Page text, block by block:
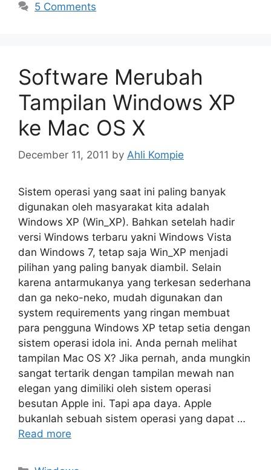
5 Comments
Software Merubah
Tampilan Windows XP
ke Mac OS X
December 11, 2011 by Ahli Kompie
Sistem operasi yang saat ini paling banyak
digunakan oleh masyarakat kita adalah
Windows XP (Win_XP). Bahkan setelah hadir
versi Windows terbaru yakni Windows Vista
dan Windows 7, tetap saja Win_XP menjadi
pilihan yang paling banyak diambil. Selain
karena antarmukanya yang terkesan sederhana
dan ga neko-neko, mudah digunakan dan
system requirements yang ringan membuat
para pengguna Windows XP tetap setia dengan
sistem operasi idola ini. Anda pernah melihat
tampilan Mac OS X? Jika pernah, anda mungkin
sangat tertarik dengan tampilan mewah nan
elegan yang dimiliki oleh sistem operasi
besutan Apple ini. Tapi apa daya. Apple
bukanlah sebuah sistem operasi yang dapat …
Read more